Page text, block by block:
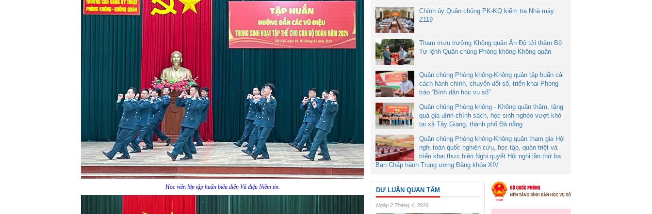
Học viên lớp tập huấn biểu diễn Vũ điệu Niềm tin.
Chính ủy Quân chủng PK-KQ kiểm tra Nhà máy
Z119
Tham mưu trưởng Không quân Ấn Độ tới thăm Bộ
Tư lệnh Quân chủng Phòng không-Không quân
Quân chủng Phòng không-Không quân tập huấn cải
cách hành chính, chuyển đổi số, triển khai Phong
trào “Bình dân học vụ số”
Quân chủng Phòng không - Không quân thăm, tặng
quà gia đình chính sách, học sinh nghèo vượt khó
tại xã Tây Giang, thành phố Đà nẵng
Quân chủng Phòng không-Không quân tham gia Hội
nghị toàn quốc nghiên cứu, học tập, quán triệt và
triển khai thực hiện Nghị quyết Hội nghị lần thứ ba
Ban Chấp hành Trung ương Đảng khóa XIV
DƯ LUẬN QUAN TÂM
Ngày 2 Tháng 4, 2026